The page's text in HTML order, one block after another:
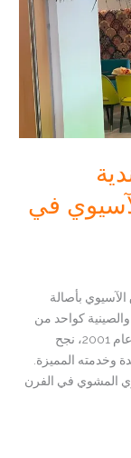
في
بأصالة
والصينية كواحد من
أبرز الوجهات لعشاق الطعام الشرقي. منذ تأسيسه عام 2001، نجح
وخدمته المميزة.
المشوي في الفرن